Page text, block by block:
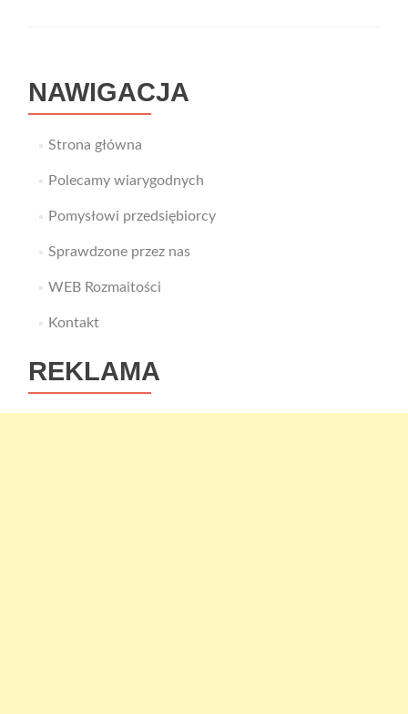
NAWIGACJA
Strona główna
Polecamy wiarygodnych
Pomysłowi przedsiębiorcy
Sprawdzone przez nas
WEB Rozmaitości
Kontakt
REKLAMA